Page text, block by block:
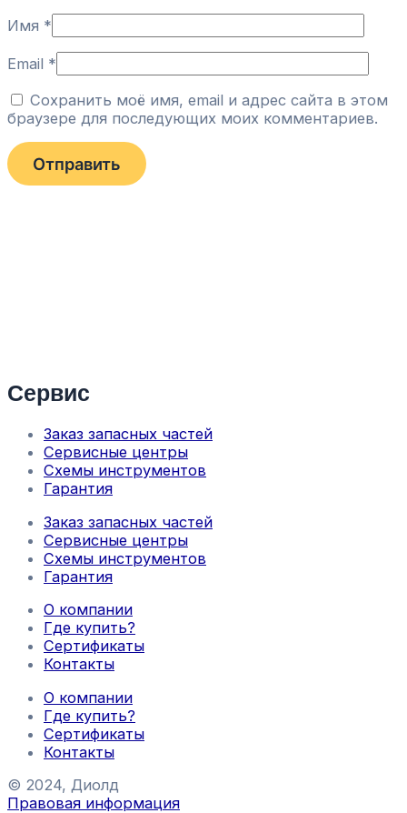
Имя *
Email *
Сохранить моё имя, email и адрес сайта в этом
браузере для последующих моих комментариев.
Сервис
Заказ запасных частей
Сервисные центры
Схемы инструментов
Гарантия
Заказ запасных частей
Сервисные центры
Схемы инструментов
Гарантия
О компании
Где купить?
Сертификаты
Контакты
О компании
Где купить?
Сертификаты
Контакты
© 2024, Диолд
Правовая информация